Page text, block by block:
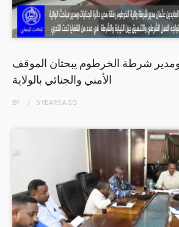
ومدير شرطة الخرطوم يبحثان الموقف
الأمني والجنائي بالولاية
BY 5 YEARSAGO